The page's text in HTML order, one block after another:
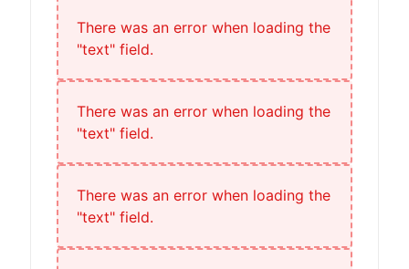
There was an error when loading the
"text" field.
There was an error when loading the
"text" field.
There was an error when loading the
"text" field.